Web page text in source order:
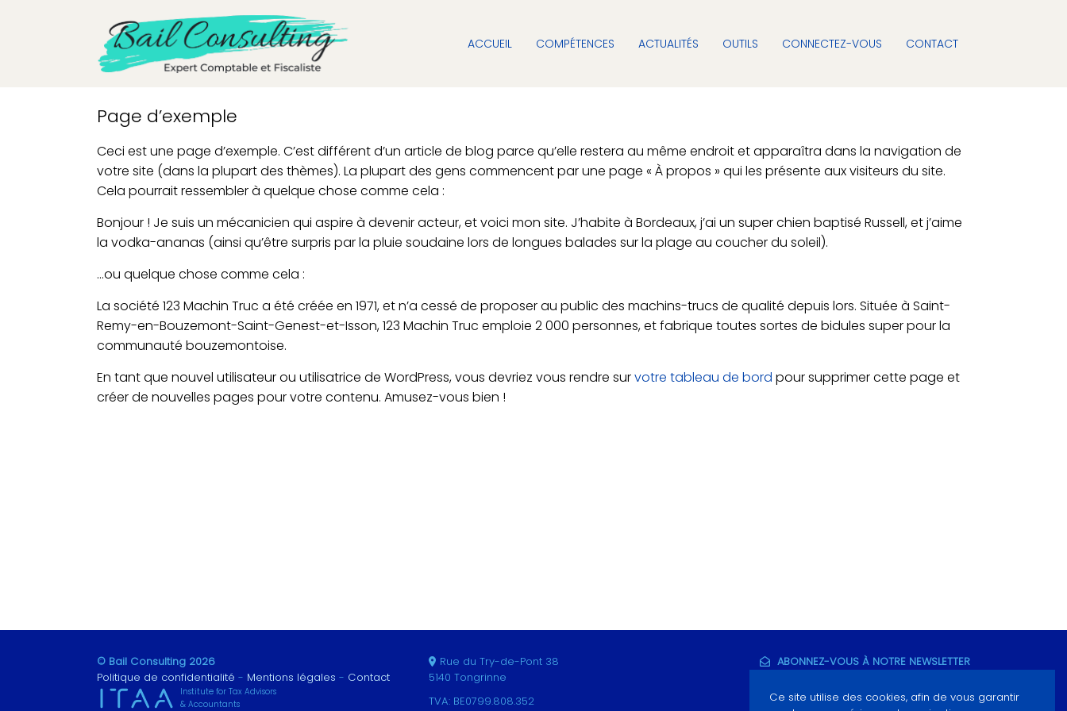
ACCUEIL COMPÉTENCES ACTUALITÉS OUTILS CONNECTEZ-VOUS CONTACT
Page d’exemple
Ceci est une page d’exemple. C’est différent d’un article de blog parce qu’elle restera au même endroit et apparaîtra dans la navigation de
votre site (dans la plupart des thèmes). La plupart des gens commencent par une page « À propos » qui les présente aux visiteurs du site.
Cela pourrait ressembler à quelque chose comme cela :
Bonjour ! Je suis un mécanicien qui aspire à devenir acteur, et voici mon site. J’habite à Bordeaux, j’ai un super chien baptisé Russell, et j’aime
la vodka-ananas (ainsi qu’être surpris par la pluie soudaine lors de longues balades sur la plage au coucher du soleil).
…ou quelque chose comme cela :
La société 123 Machin Truc a été créée en 1971, et n’a cessé de proposer au public des machins-trucs de qualité depuis lors. Située à Saint-
Remy-en-Bouzemont-Saint-Genest-et-Isson, 123 Machin Truc emploie 2 000 personnes, et fabrique toutes sortes de bidules super pour la
communauté bouzemontoise.
En tant que nouvel utilisateur ou utilisatrice de WordPress, vous devriez vous rendre survotre tableau de bord pour supprimer cette page et
créer de nouvelles pages pour votre contenu. Amusez-vous bien !
© Bail Consulting 2026
Politique de confidentialité
Mentions légales Contact
Institute for Tax Advisors
& Accountants
Rue du Try-de-Pont 38
5140 Tongrinne
TVA: BE0799.808.352
ABONNEZ-VOUS À NOTRE NEWSLETTER
Ce site utilise des cookies, afin de vous garantir